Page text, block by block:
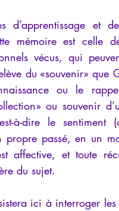
d’apprentissage
mémoire est celle
vécus, qui
du «souvenir» que
ou le
ou souvenir
à-dire le sentiment
propre passé, en un
affective, et toute
du sujet.
ici à interroger